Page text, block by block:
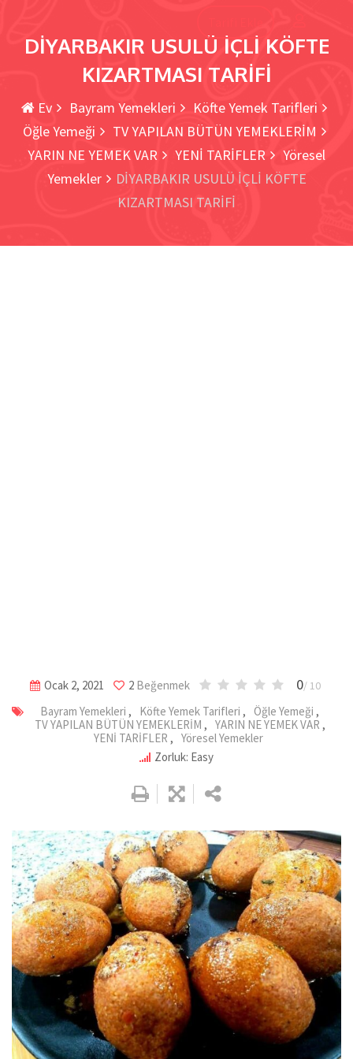
DİYARBAKIR USULÜ İÇLİ KÖFTE
KIZARTMASI TARİFİ
Ev Bayram Yemekleri
Köfte Yemek Tarifleri
Öğle Yemeği
TV YAPILAN BÜTÜN YEMEKLERİM
YARIN NE YEMEK VAR
YENİ TARİFLER
Yöresel
Yemekler
DİYARBAKIR USULÜ İÇLİ KÖFTE
KIZARTMASI TARİFİ
Ocak 2, 2021 2 Beğenmek 0/ 10
Bayram Yemekleri , Köfte Yemek Tarifleri , Öğle Yemeği ,
TV YAPILAN BÜTÜN YEMEKLERİM , YARIN NE YEMEK VAR ,
YENİ TARİFLER , Yöresel Yemekler
Zorluk: Easy